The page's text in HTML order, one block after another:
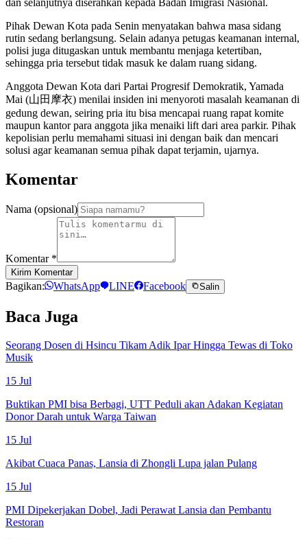
Pihak Dewan Kota pada Senin menyatakan bahwa masa sidang
rutin sedang berlangsung. Selain adanya petugas keamanan internal,
polisi juga ditugaskan untuk membantu menjaga ketertiban,
sehingga pria tersebut tidak masuk ke dalam ruang sidang.
Anggota Dewan Kota dari Partai Progresif Demokratik, Yamada
Mai (山田摩衣) menilai insiden ini menyoroti masalah keamanan di
gedung dewan, seiring pria itu bisa mencapai ruang rapat komite
maupun kantor para anggota jika menaiki lift dari area parkir. Pihak
kepolisian perlu memahami situasi ini dengan baik dan mencari
solusi agar keamanan semua pihak dapat terjamin, ujarnya.
Komentar
Nama (opsional)
Komentar *
Kirim Komentar
Bagikan: WhatsApp LINE Facebook Salin
Baca Juga
Seorang Dosen di Hsincu Tikam Adik Ipar Hingga Tewas di Toko
Musik
15 Jul
Buktikan PMI bisa Berbagi, UTT Peduli akan Adakan Kegiatan
Donor Darah untuk Warga Taiwan
15 Jul
Akibat Cuaca Panas, Lansia di Zhongli Lupa jalan Pulang
15 Jul
PMI Dipekerjakan Dobel, Jadi Perawat Lansia dan Pembantu
Restoran